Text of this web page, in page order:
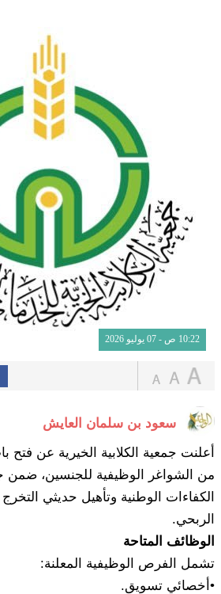
10:22 ص - 07 يوليو 2026
سعود بن سلمان العايش
أعلنت جمعية الكلابية الخيرية عن فتح
من الشواغر الوظيفية للجنسين، ضمن
الكفاءات الوطنية وتأهيل حديثي
الربحي.
الوظائف المتاحة
تشمل الفرص الوظيفية المعلنة:
•أخصائي تسويق.